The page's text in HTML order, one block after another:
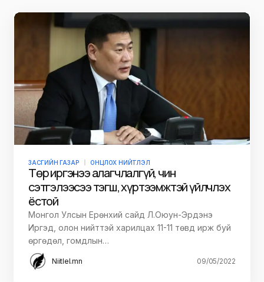
ЗАСГИЙН ГАЗАР ОНЦЛОХ НИЙТЛЭЛ
Төр иргэнээ алагчлалгүй, чин
сэтгэлээсээ тэгш, хүртээмжтэй үйлчлэх
ёстой
Монгол Улсын Ерөнхий сайд Л.Оюун-Эрдэнэ
Иргэд, олон нийттэй харилцах 11-11 төвд ирж буй
өргөдөл, гомдлын…
Niitlel.mn 09/05/2022